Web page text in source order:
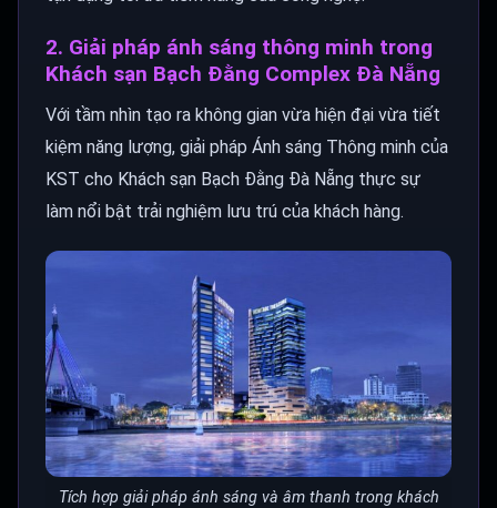
2. Giải pháp ánh sáng thông minh trong
Khách sạn Bạch Đằng Complex Đà Nẵng
Với tầm nhìn tạo ra không gian vừa hiện đại vừa tiết
kiệm năng lượng, giải pháp Ánh sáng Thông minh của
KST cho Khách sạn Bạch Đằng Đà Nẵng thực sự
làm nổi bật trải nghiệm lưu trú của khách hàng.
Tích hợp giải pháp ánh sáng và âm thanh trong khách